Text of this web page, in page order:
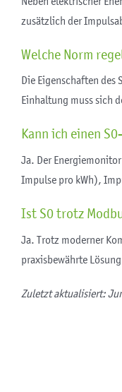
zusätzlich der
Welche Norm
Die Eigenschaften
Einhaltung muss sich
Kann ich einen
Ja. Der
Impulse pro kWh),
Ist S0 trotz
Ja. Trotz moderner
praxisbewährte
Zuletzt aktualisiert: